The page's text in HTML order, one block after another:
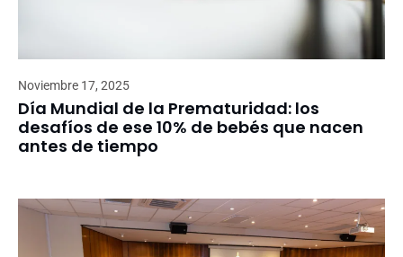
Noviembre 17, 2025
Día Mundial de la Prematuridad: los
desafíos de ese 10% de bebés que nacen
antes de tiempo